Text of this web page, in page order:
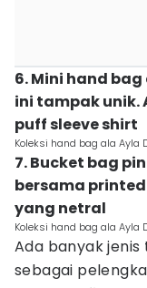
6. Mini hand
ini tampak unik.
puff sleeve shirt
Koleksi hand bag ala
7. Bucket bag
bersama
yang netral
Koleksi hand bag ala
Ada banyak jenis
sebagai